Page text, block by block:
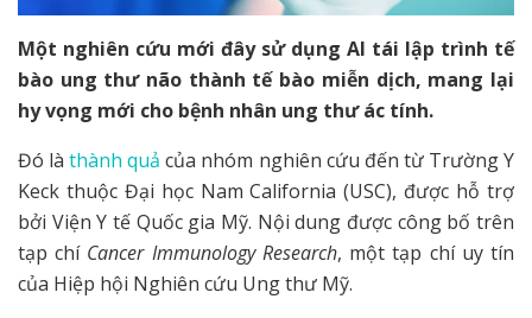
Một nghiên cứu mới đây sử dụng AI tái lập trình tế
bào ung thư não thành tế bào miễn dịch, mang lại
hy vọng mới cho bệnh nhân ung thư ác tính.
Đó là thành quảcủa nhóm nghiên cứu đến từ Trường Y
Keck thuộc Đại học Nam California (USC), được hỗ trợ
bởi Viện Y tế Quốc gia Mỹ. Nội dung được công bố trên
tạp chí Cancer Immunology Research, một tạp chí uy tín
của Hiệp hội Nghiên cứu Ung thư Mỹ.